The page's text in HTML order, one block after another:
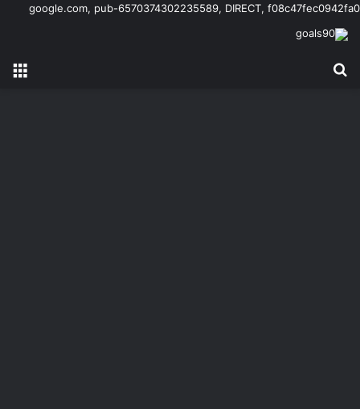
google.com, pub-6570374302235589, DIRECT, f08c47fec0942fa0